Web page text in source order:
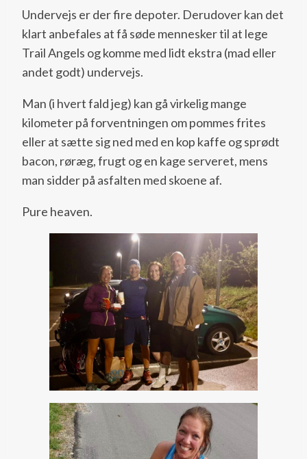
Undervejs er der fire depoter. Derudover kan det
klart anbefales at få søde mennesker til at lege
Trail Angels og komme med lidt ekstra (mad eller
andet godt) undervejs.
Man (i hvert fald jeg) kan gå virkelig mange
kilometer på forventningen om pommes frites
eller at sætte sig ned med en kop kaffe og sprødt
bacon, røræg, frugt og en kage serveret, mens
man sidder på asfalten med skoene af.
Pure heaven.